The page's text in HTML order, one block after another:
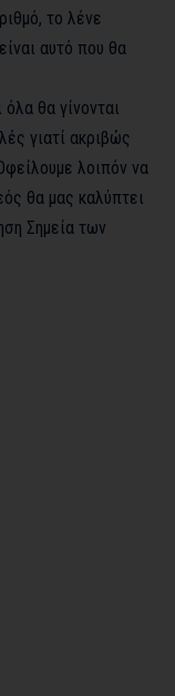
το λένε
αυτό που θα
θα γίνονται
γιατί ακριβώς
λοιπόν να
θα μας καλύπτει
Σημεία των